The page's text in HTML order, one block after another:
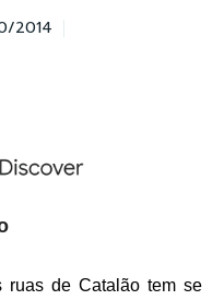
2014
ruas de Catalão tem se